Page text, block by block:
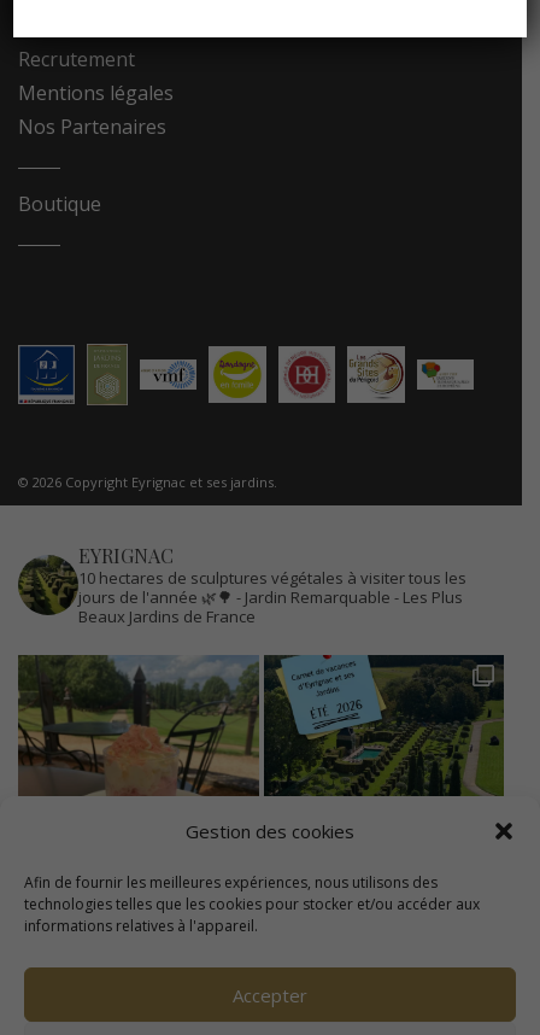
Gestion des cookies
Afin de fournir les meilleures expériences, nous utilisons des
technologies telles que les cookies pour stocker et/ou accéder aux
informations relatives à l'appareil.
Accepter
Recrutement
Mentions légales
Nos Partenaires
Boutique
© 2026 Copyright Eyrignac et ses jardins.
EYRIGNAC
10 hectares de sculptures végétales à visiter tous les
jours de l'année 🌿🌳 - Jardin Remarquable - Les Plus
Beaux Jardins de France